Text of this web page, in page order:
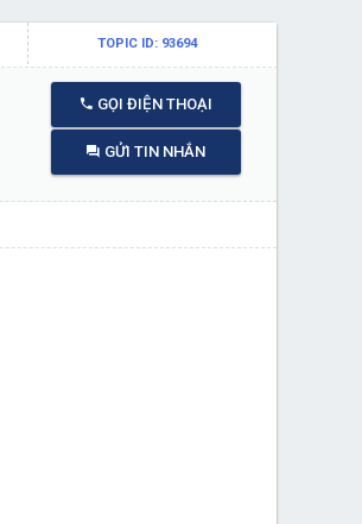
TOPIC ID: 93694
GỌI ĐIỆN THOẠI
GỬI TIN NHẮN